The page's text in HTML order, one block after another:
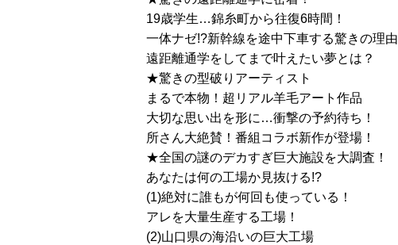
19歳学生…錦糸町から往復6時間！
一体ナゼ!?新幹線を途中下車する驚きの理由
遠距離通学をしてまで叶えたい夢とは？
★驚きの型破りアーティスト
まるで本物！超リアル羊毛アート作品
大切な思い出を形に…衝撃の予約待ち！
所さん大絶賛！番組コラボ新作が登場！
★全国の謎のデカすぎ巨大施設を大調査！
あなたは何の工場か見抜ける!?
(1)絶対に誰もが何回も使っている！
アレを大量生産する工場！
(2)山口県の海沿いの巨大工場